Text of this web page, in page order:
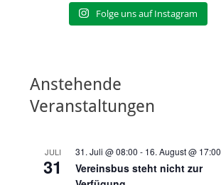
Folge uns auf Instagram
Anstehende
Veranstaltungen
JULI
31
31. Juli @ 08:00 - 16. August @ 17:00
Vereinsbus steht nicht zur